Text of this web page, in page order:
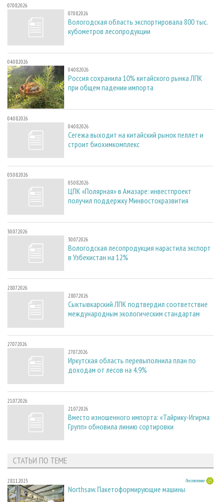
07.08.2026
07.08.2026
Вологодская область экспортировала 800 тыс.
кубометров лесопродукции
04.08.2026
04.08.2026
Россия сохранила 10% китайского рынка ЛПК
при общем падении импорта
04.08.2026
04.08.2026
Сегежа выходит на китайский рынок пеллет и
строит биохимкомплекс
03.08.2026
03.08.2026
ЦПК «Полярная» в Амазаре: инвестпроект
получил поддержку Минвостокразвития
30.07.2026
30.07.2026
Вологодская лесопродукция нарастила экспорт
в Узбекистан на 12%
28.07.2026
28.07.2026
Сыктывкарский ЛПК подтвердил соответствие
международным экологическим стандартам
27.07.2026
27.07.2026
Иркутская область перевыполнила план по
доходам от лесов на 4,9%
21.07.2026
21.07.2026
Вместо изношенного импорта: «Тайрику-Игирма
Групп» обновила линию сортировки
СТАТЬИ ПО ТЕМЕ
28.11.2025 Лесопиление
Northsaw. Пакетоформирующие машины